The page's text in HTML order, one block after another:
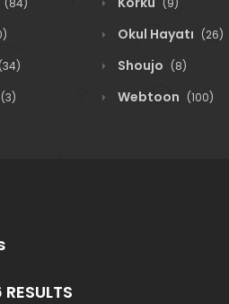
(84) (9)
Okul Hayatı (26)
(34) Shoujo (8)
(3) Webtoon (100)
RESULTS